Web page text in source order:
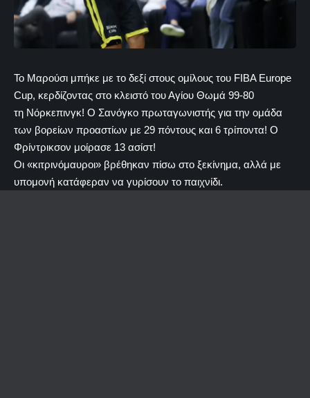
Το Μαρούσι μπήκε με το δεξί στους ομίλους του FIBA Europe
Cup, κερδίζοντας στο κλειστό του Αγίου Θωμά 99-80
τη Νόρκεπινγκ! Ο Σανόγκο πρωταγωνιστής για την ομάδα
των βορείων προαστίων με 29 πόντους και 6 τρίποντα! Ο
Φρίντρικσον μοίρασε 13 ασίστ!
Οι «κιτρινόμαυροι» βρέθηκαν πίσω στο ξεκίνημα, αλλά με
υπομονή κατάφεραν να γυρίσουν το παιχνίδι.